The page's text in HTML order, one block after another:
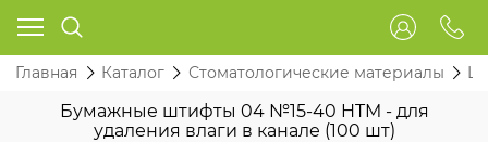
Главная Каталог Стоматологические материалы
Бумажные штифты 04 №15-40 HTM - для
удаления влаги в канале (100 шт)